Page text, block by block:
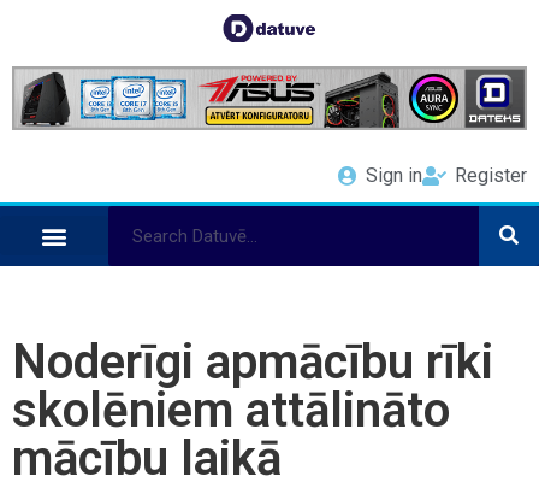
Sign in Register
Noderīgi apmācību rīki
skolēniem attālināto
mācību laikā